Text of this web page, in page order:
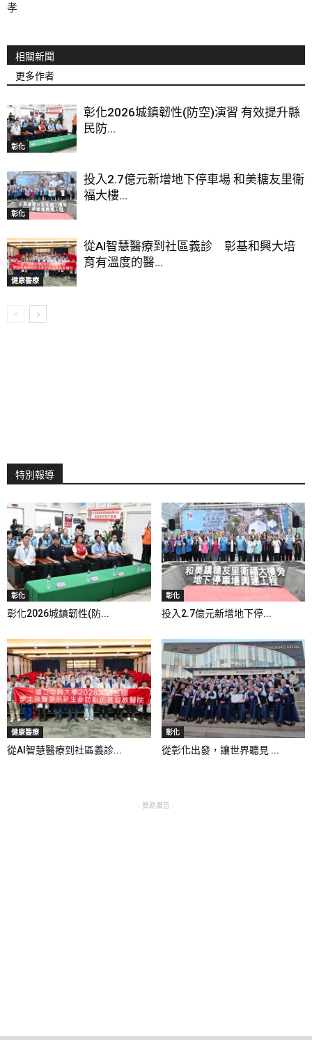
孝
相關新聞
更多作者
彰化
彰化2026城鎮韌性(防空)演習 有效提升縣
民防...
彰化
投入2.7億元新增地下停車場 和美糖友里衛
福大樓...
健康醫療
從AI智慧醫療到社區義診 彰基和興大培
育有溫度的醫...
特別報導
彰化
彰化2026城鎮韌性(防...
彰化
投入2.7億元新增地下停...
健康醫療
從AI智慧醫療到社區義診...
彰化
從彰化出發，讓世界聽見 ...
- 贊助廣告 -